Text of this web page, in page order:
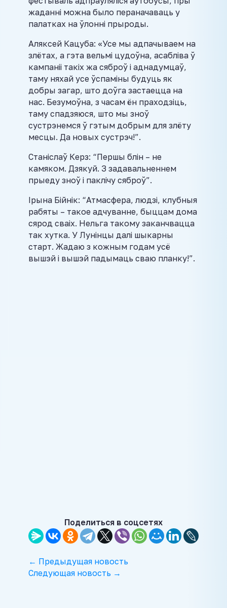
жаданні можна было пераначаваць у
палатках на ўлонні прыроды.
Аляксей Кацуба: «Усе мы адпачываем на
злётах, а гэта вельмі цудоўна, асабліва ў
кампаніі такіх жа сяброў і аднадумцаў,
таму няхай усе ўспаміны будуць як
добры загар, што доўга застаецца на
нас. Безумоўна, з часам ён праходзіць,
таму спадзяюся, што мы зноў
сустрэнемся ў гэтым добрым для злёту
месцы. Да новых сустрэч!”.
Станіслаў Керз: “Першы блін – не
камяком. Дзякуй. З задавальненнем
прыеду зноў і паклічу сяброў”.
Ірына Бійнік: “Атмасфера, людзі, клубныя
рабяты – такое адчуванне, быццам дома
сярод сваіх. Нельга такому заканчвацца
так хутка. У Лунінцы далі шыкарны
старт. Жадаю з кожным годам усё
вышэй і вышэй падымаць сваю планку!”.
Поделиться в соцсетях
← Предыдущая новость
Следующая новость →